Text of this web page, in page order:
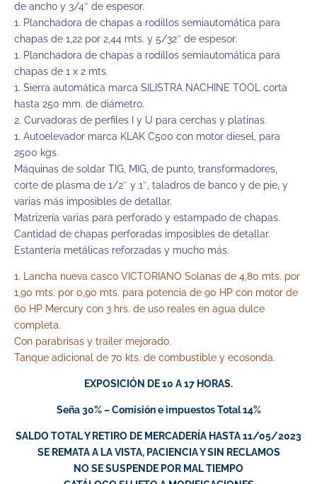
de ancho y 3/4″ de espesor.
1. Planchadora de chapas a rodillos semiautomática para
chapas de 1,22 por 2,44 mts. y 5/32″ de espesor.
1. Planchadora de chapas a rodillos semiautomática para
chapas de 1 x 2 mts.
1. Sierra automática marca SILISTRA NACHINE TOOL corta
hasta 250 mm. de diámetro.
2. Curvadoras de perfiles I y U para cerchas y platinas.
1. Autoelevador marca KLAK C500 con motor diesel, para
2500 kgs.
Máquinas de soldar TIG, MIG, de punto, transformadores,
corte de plasma de 1/2″ y 1″, taladros de banco y de pie, y
varias más imposibles de detallar.
Matrizería varias para perforado y estampado de chapas.
Cantidad de chapas perforadas imposibles de detallar.
Estantería metálicas reforzadas y mucho más.
1. Lancha nueva casco VICTORIANO Solanas de 4,80 mts. por
1,90 mts. por 0,90 mts. para potencia de 90 HP con motor de
60 HP Mercury con 3 hrs. de uso reales en agua dulce
completa.
Con parabrisas y trailer mejorado.
Tanque adicional de 70 kts. de combustible y ecosonda.
EXPOSICIÓN DE 10 A 17 HORAS.
Seña 30% – Comisión e impuestos Total 14%
SALDO TOTAL Y RETIRO DE MERCADERÍA HASTA 11/05/2023
SE REMATA A LA VISTA, PACIENCIA Y SIN RECLAMOS
NO SE SUSPENDE POR MAL TIEMPO